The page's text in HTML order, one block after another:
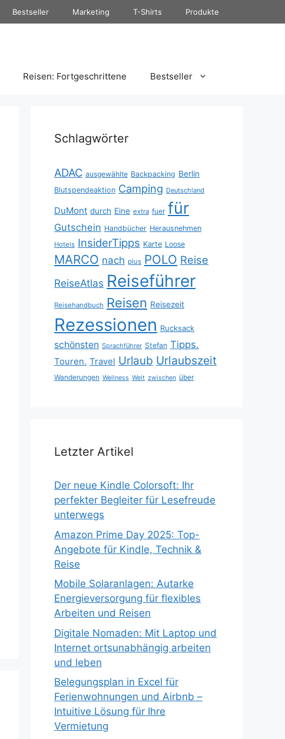
Bestseller Marketing T-Shirts Produkte
Reisen: Fortgeschrittene Bestseller
Schlagwörter
ADAC ausgewählte Backpacking Berlin
Blutspendeaktion Camping Deutschland
DuMont durch Eine extra fuer für
Gutschein Handbücher Herausnehmen
Hotels InsiderTipps Karte Loose
MARCO nach plus POLO Reise
ReiseAtlas Reiseführer
Reisehandbuch Reisen Reisezeit
Rezessionen Rucksack
schönsten Sprachführer Stefan Tipps.
Touren. Travel Urlaub Urlaubszeit
Wanderungen Wellness Welt zwischen über
Letzter Artikel
Der neue Kindle Colorsoft: Ihr
perfekter Begleiter für Lesefreude
unterwegs
Amazon Prime Day 2025: Top-
Angebote für Kindle, Technik &
Reise
Mobile Solaranlagen: Autarke
Energieversorgung für flexibles
Arbeiten und Reisen
Digitale Nomaden: Mit Laptop und
Internet ortsunabhängig arbeiten
und leben
Belegungsplan in Excel für
Ferienwohnungen und Airbnb –
Intuitive Lösung für Ihre
Vermietung